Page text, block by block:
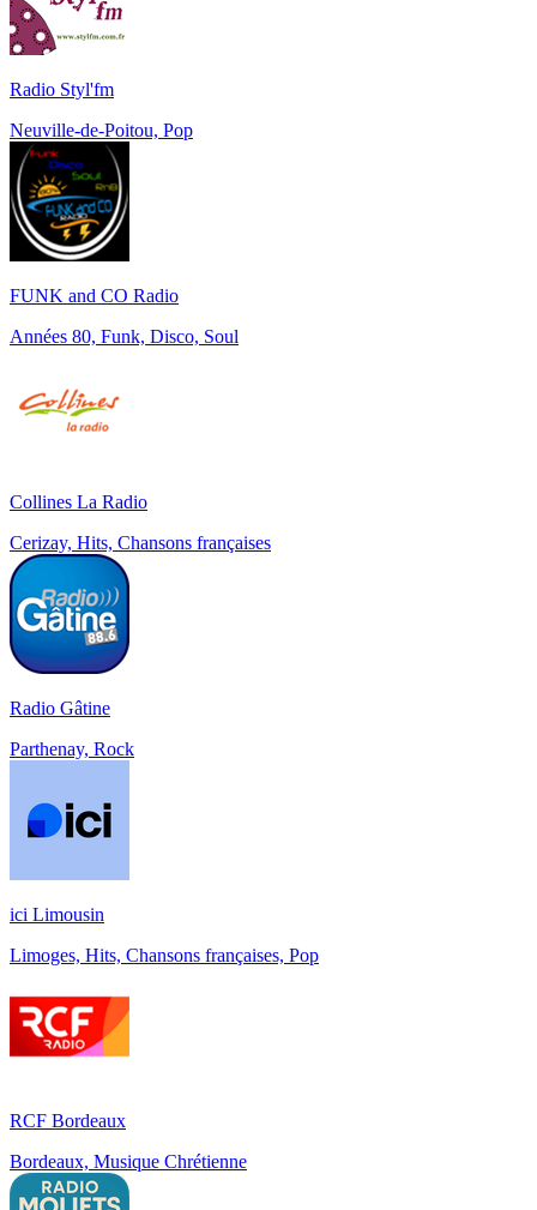
Radio Styl'fm
Neuville-de-Poitou, Pop
FUNK and CO Radio
Années 80, Funk, Disco, Soul
Collines La Radio
Cerizay, Hits, Chansons françaises
Radio Gâtine
Parthenay, Rock
ici Limousin
Limoges, Hits, Chansons françaises, Pop
RCF Bordeaux
Bordeaux, Musique Chrétienne